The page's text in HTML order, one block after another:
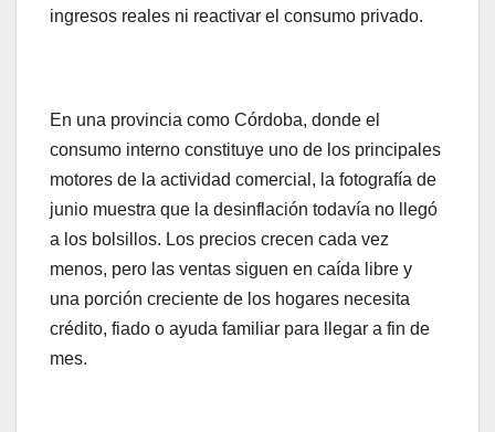
ingresos reales ni reactivar el consumo privado.
En una provincia como Córdoba, donde el
consumo interno constituye uno de los principales
motores de la actividad comercial, la fotografía de
junio muestra que la desinflación todavía no llegó
a los bolsillos. Los precios crecen cada vez
menos, pero las ventas siguen en caída libre y
una porción creciente de los hogares necesita
crédito, fiado o ayuda familiar para llegar a fin de
mes.